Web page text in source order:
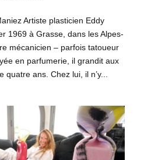
Artiste plasticien Eddy
1969 à Grasse, dans les Alpes-
mécanicien – parfois tatoueur
en parfumerie, il grandit aux
ans. Chez lui, il n’y...